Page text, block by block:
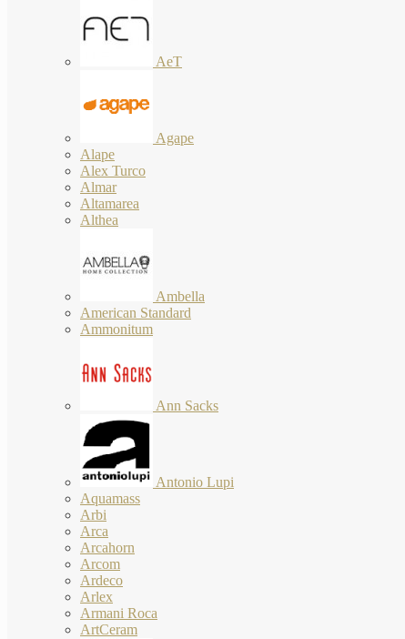
AeT
Agape
Alape
Alex Turco
Almar
Altamarea
Althea
Ambella
American Standard
Ammonitum
Ann Sacks
Antonio Lupi
Aquamass
Arbi
Arca
Arcahorn
Arcom
Ardeco
Arlex
Armani Roca
ArtCeram